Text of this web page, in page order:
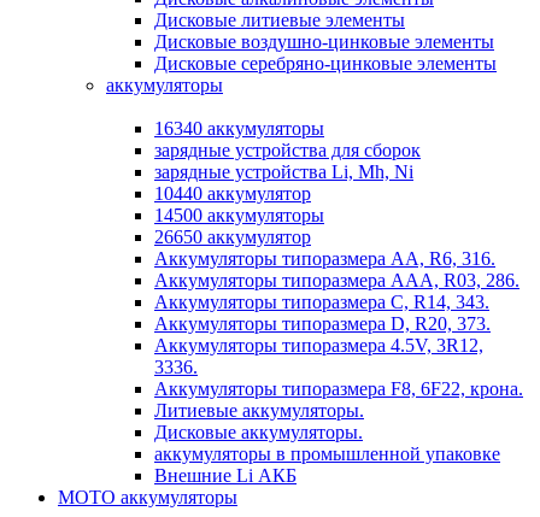
Дисковые литиевые элементы
Дисковые воздушно-цинковые элементы
Дисковые серебряно-цинковые элементы
аккумуляторы
16340 аккумуляторы
зарядные устройства для сборок
зарядные устройства Li, Mh, Ni
10440 аккумулятор
14500 аккумуляторы
26650 аккумулятор
Аккумуляторы типоразмера АА, R6, 316.
Аккумуляторы типоразмера ААА, R03, 286.
Аккумуляторы типоразмера С, R14, 343.
Аккумуляторы типоразмера D, R20, 373.
Аккумуляторы типоразмера 4.5V, 3R12,
3336.
Аккумуляторы типоразмера F8, 6F22, крона.
Литиевые аккумуляторы.
Дисковые аккумуляторы.
аккумуляторы в промышленной упаковке
Внешние Li АКБ
МОТО аккумуляторы